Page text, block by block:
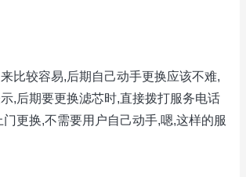
较容易,后期自己动手更换应该不难,
,后期要更换滤芯时,直接拨打服务电话
更换,不需要用户自己动手,嗯,这样的服